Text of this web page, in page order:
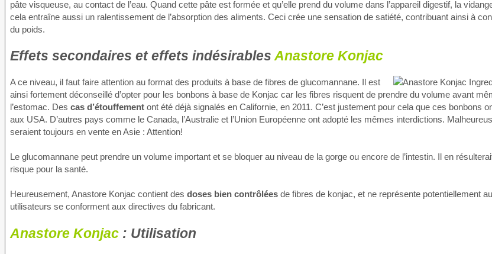
pâte visqueuse, au contact de l’eau. Quand cette pâte est formée et qu’elle prend du volume dans l’appareil digestif, la
cela entraîne aussi un ralentissement de l’absorption des aliments. Ceci crée une sensation de satiété, contribuant ainsi à
du poids.
Effets secondaires et effets indésirablesAnastore Konjac
A ce niveau, il faut faire attention au format des produits à base de fibres de glucomannane. Il est
ainsi fortement déconseillé d’opter pour les bonbons à base de Konjac car les fibres risquent de prendre du volume avant
l’estomac. Des cas d’étouffement ont été déjà signalés en Californie, en 2011. C’est justement pour cela que ces bonbons
aux USA. D’autres pays comme le Canada, l’Australie et l’Union Européenne ont adopté les mêmes interdictions.
seraient toujours en vente en Asie : Attention!
Le glucomannane peut prendre un volume important et se bloquer au niveau de la gorge ou encore de l’intestin. Il en
risque pour la santé.
Heureusement, Anastore Konjac contient des doses bien contrôlées de fibres de konjac, et ne représente potentiellement
utilisateurs se conforment aux directives du fabricant.
Anastore Konjac : Utilisation